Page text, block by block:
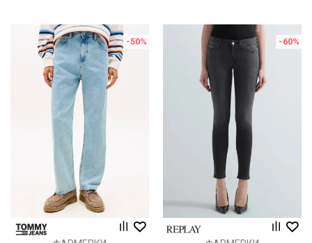
-50% -60%